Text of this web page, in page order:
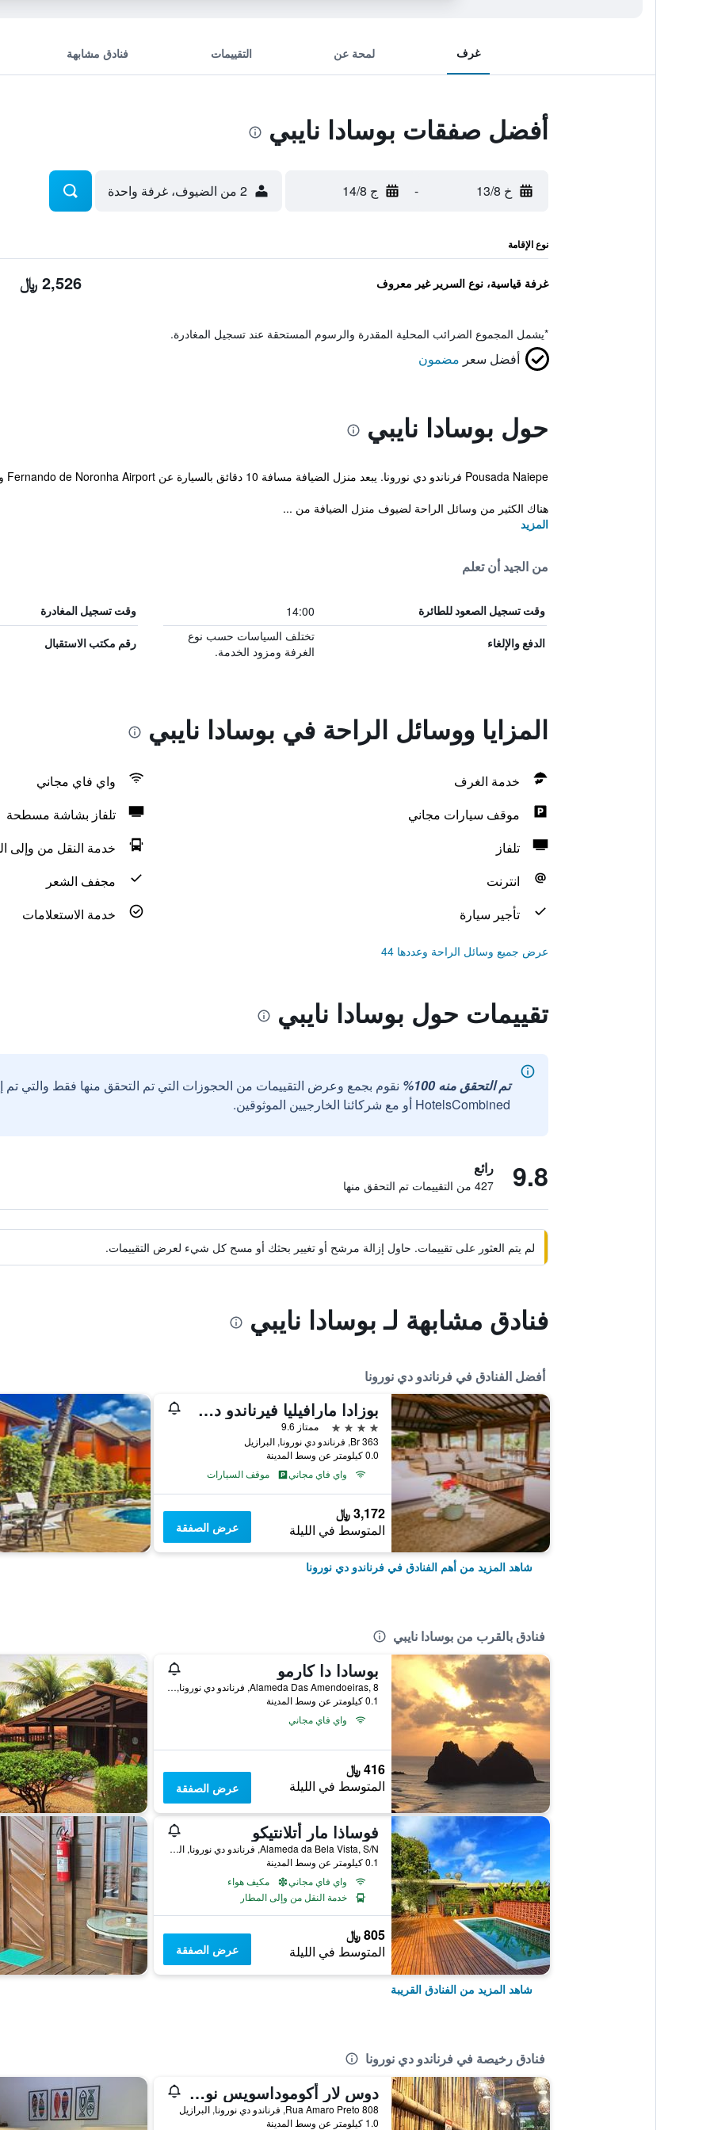
غرف لمحة عن التقييمات فنادق مشابهة
أفضل صفقات بوسادا نايبي
خ 13/8 - ج 14/8 2 من الضيوف، غرفة واحدة
نوع الإقامة
غرفة قياسية، نوع السرير غير معروف 2,526 ﷼
*يشمل المجموع الضرائب المحلية المقدرة والرسوم المستحقة عند تسجيل المغادرة.
أفضل سعر مضمون
حول بوسادا نايبي
Pousada Naiepe فرناندو دي نورونا. يبعد منزل الضيافة مسافة 10 دقائق بالسيارة عن Fernando de Noronha Airport وتتوفر خدمة النقل بالباصات للنزلاء.
هناك الكثير من وسائل الراحة لضيوف منزل الضيافة من ...
المزيد
من الجيد أن تعلم
وقت تسجيل الصعود للطائرة 14:00 وقت تسجيل المغادرة
الدفع والإلغاء
تختلف السياسات حسب نوع
الغرفة ومزود الخدمة.
رقم مكتب الاستقبال
المزايا ووسائل الراحة في بوسادا نايبي
خدمة الغرف
واي فاي مجاني
موقف سيارات مجاني
تلفاز بشاشة مسطحة
تلفاز
خدمة النقل من وإلى
انترنت
مجفف الشعر
تأجير سيارة
خدمة الاستعلامات
عرض جميع وسائل الراحة وعددها 44
تقييمات حول بوسادا نايبي
تم التحقق منه 100%
نقوم بجمع وعرض التقييمات من الحجوزات التي تم التحقق منها فقط والتي
HotelsCombined أو مع شركائنا الخارجيين الموثوقين.
9.8 رائع
427 من التقييمات تم التحقق منها
لم يتم العثور على تقييمات. حاول إزالة مرشح أو تغيير بحثك أو مسح كل شيء لعرض التقييمات.
فنادق مشابهة لـ بوسادا نايبي
أفضل الفنادق في فرناندو دي نورونا
بوزادا مارافيليا فيرناندو دي نورونيا
4 نجوم
ممتاز 9.6
Br 363, فرناندو دي نورونا, البرازيل
0.0 كيلومتر عن وسط المدينة
واي فاي مجاني
موقف السيارات
3,172 ﷼
المتوسط في الليلة عرض الصفقة
شاهد المزيد من أهم الفنادق في فرناندو دي نورونا
فنادق بالقرب من بوسادا نايبي
بوسادا دا كارمو
Alameda Das Amendoeiras, 8, فرناندو دي نورونا, البرازيل
0.1 كيلومتر عن وسط المدينة
واي فاي مجاني
416 ﷼
المتوسط في الليلة عرض الصفقة
فوساذا مار أتلانتيكو
Alameda da Bela Vista, S/N, فرناندو دي نورونا, البرازيل
0.1 كيلومتر عن وسط المدينة
واي فاي مجاني
مكيف هواء
خدمة النقل من وإلى المطار
805 ﷼
المتوسط في الليلة عرض الصفقة
شاهد المزيد من الفنادق القريبة
فنادق رخيصة في فرناندو دي نورونا
دوس لار أكوموداسويس نورونا
Rua Amaro Preto 808, فرناندو دي نورونا, البرازيل
1.0 كيلومتر عن وسط المدينة